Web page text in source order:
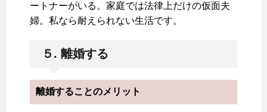
ートナーがいる。家庭では法律上だけの仮面夫
婦。私なら耐えられない生活です。
５. 離婚する
離婚することのメリット